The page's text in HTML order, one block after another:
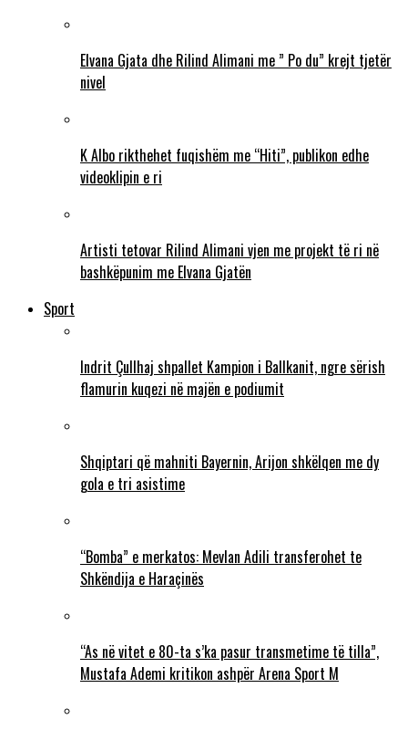
Elvana Gjata dhe Rilind Alimani me ” Po du” krejt tjetër
nivel
K Albo rikthehet fuqishëm me “Hiti”, publikon edhe
videoklipin e ri
Artisti tetovar Rilind Alimani vjen me projekt të ri në
bashkëpunim me Elvana Gjatën
Sport
Indrit Çullhaj shpallet Kampion i Ballkanit, ngre sërish
flamurin kuqezi në majën e podiumit
Shqiptari që mahniti Bayernin, Arijon shkëlqen me dy
gola e tri asistime
“Bomba” e merkatos: Mevlan Adili transferohet te
Shkëndija e Haraçinës
“As në vitet e 80-ta s’ka pasur transmetime të tilla”,
Mustafa Ademi kritikon ashpër Arena Sport M